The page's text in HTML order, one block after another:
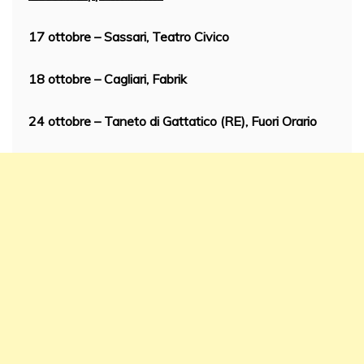
17 ottobre – Sassari, Teatro Civico
18 ottobre – Cagliari, Fabrik
24 ottobre – Taneto di Gattatico (RE), Fuori Orario